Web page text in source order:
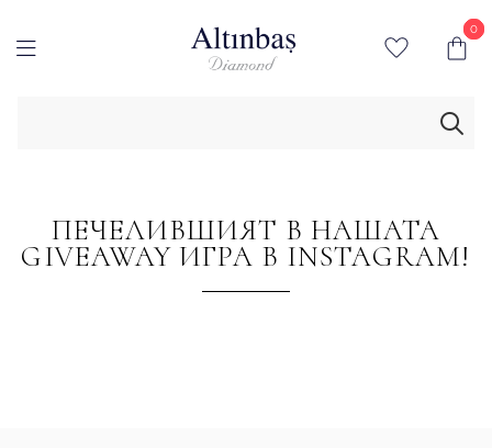
0
0
ПЕЧЕЛИВШИЯТ В НАШАТА
GIVEAWAY ИГРА В INSTAGRAM!